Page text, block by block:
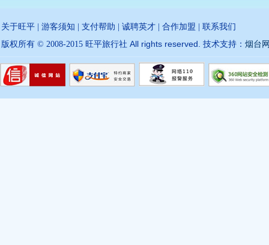
关于旺平 游客须知 支付帮助 诚聘英才 合作加盟
联系我们
版权所有 © 2008-2015 旺平旅行社 All rights reserved. 技术支持： 烟台